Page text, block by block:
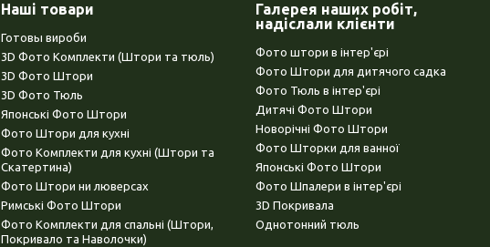
Наші товари
Готовы вироби
3D Фото Комплекти (Штори та тюль)
3D Фото Штори
3D Фото Тюль
Японські Фото Штори
Фото Штори для кухні
Фото Комплекти для кухні (Штори та
Скатертина)
Фото Штори ни люверсах
Римські Фото Штори
Фото Комплекти для спальні (Штори,
Покривало та Наволочки)
Галерея наших робіт,
надіслали клієнти
Фото штори в інтер'єрі
Фото Штори для дитячого садка
Фото Тюль в інтер'єрі
Дитячі Фото Штори
Новорічні Фото Штори
Фото Шторки для ванної
Японські Фото Штори
Фото Шпалери в інтер'єрі
3D Покривала
Однотонний тюль